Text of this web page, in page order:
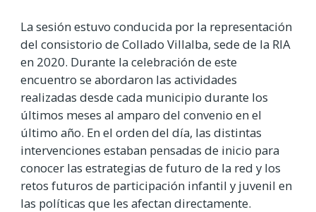
La sesión estuvo conducida por la representación
del consistorio de Collado Villalba, sede de la RIA
en 2020. Durante la celebración de este
encuentro se abordaron las actividades
realizadas desde cada municipio durante los
últimos meses al amparo del convenio en el
último año. En el orden del día, las distintas
intervenciones estaban pensadas de inicio para
conocer las estrategias de futuro de la red y los
retos futuros de participación infantil y juvenil en
las políticas que les afectan directamente.